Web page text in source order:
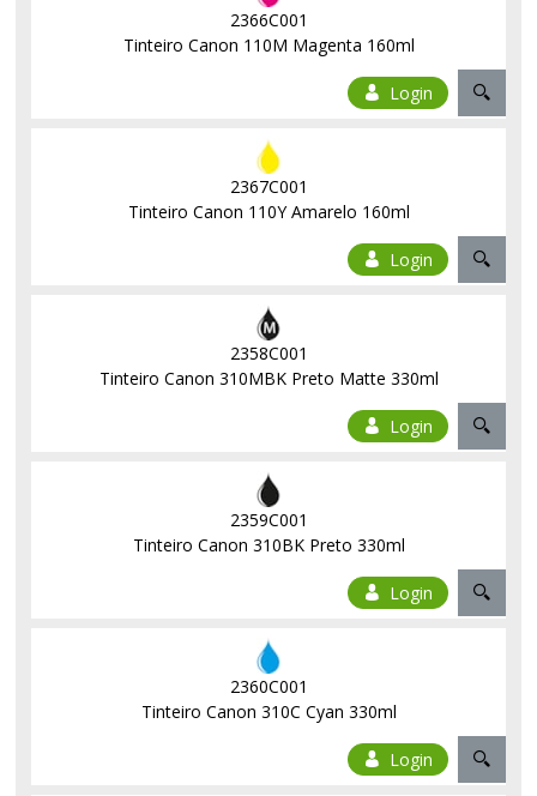
2366C001
Tinteiro Canon 110M Magenta 160ml
Login
2367C001
Tinteiro Canon 110Y Amarelo 160ml
Login
2358C001
Tinteiro Canon 310MBK Preto Matte 330ml
Login
2359C001
Tinteiro Canon 310BK Preto 330ml
Login
2360C001
Tinteiro Canon 310C Cyan 330ml
Login